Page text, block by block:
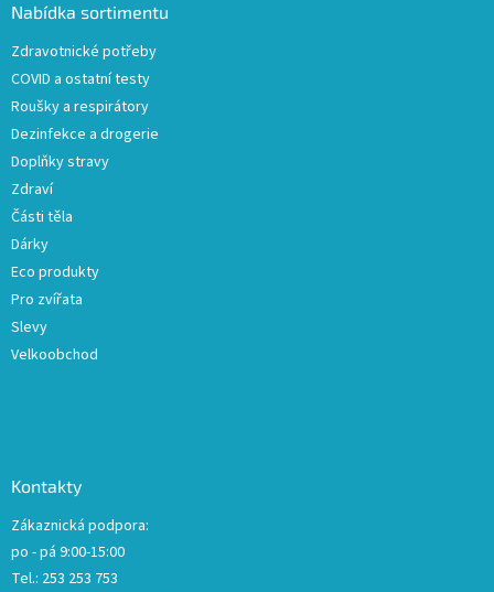
Nabídka sortimentu
Zdravotnické potřeby
COVID a ostatní testy
Roušky a respirátory
Dezinfekce a drogerie
Doplňky stravy
Zdraví
Části těla
Dárky
Eco produkty
Pro zvířata
Slevy
Velkoobchod
Kontakty
Zákaznická podpora:
po - pá 9:00-15:00
Tel.: 253 253 753